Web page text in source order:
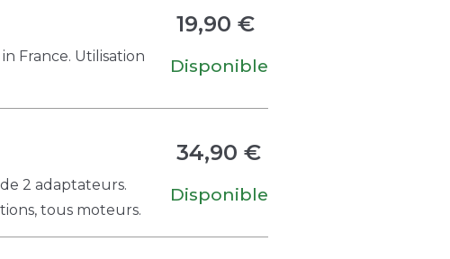
France. Utilisation
19,90 €
Disponible
2 adaptateurs.
tous moteurs.
34,90 €
Disponible